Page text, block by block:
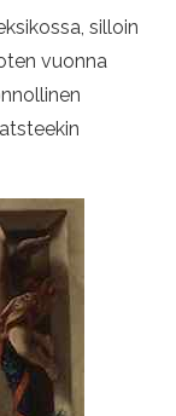
silloin
vuonna